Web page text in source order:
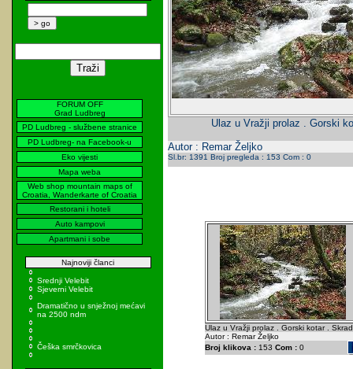
FORUM OFF
Grad Ludbreg
PD Ludbreg - službene stranice
PD Ludbreg- na Facebook-u
Eko vijesti
Mapa weba
Web shop mountain maps of
Croatia, Wanderkarte of Croatia
Restorani i hoteli
Auto kampovi
Apartmani i sobe
Najnoviji članci
Srednji Velebit
Sjeverni Velebit
Dramatično u snježnoj mećavi
na 2500 ndm
Češka smrčkovica
Ulaz u Vražji prolaz . Gorski
Autor : Remar Željko
Sl.br: 1391 Broj pregleda : 153 Com : 0
Ulaz u Vražji prolaz . Gorski kotar .
Autor : Remar Željko
Broj klikova :153 Com :0